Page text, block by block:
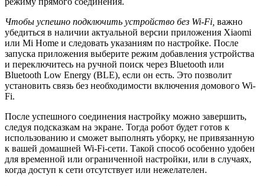
Чтобы успешно подключить устройство без Wi-Fi, важно
убедиться в наличии актуальной версии приложения Xiaomi
или Mi Home и следовать указаниям по настройке. После
запуска приложения выберите режим добавления устройства
и переключитесь на ручной поиск через Bluetooth или
Bluetooth Low Energy (BLE), если он есть. Это позволит
установить связь без необходимости включения домового Wi-
Fi.
После успешного соединения настройку можно завершить,
следуя подсказкам на экране. Тогда робот будет готов к
использованию и сможет выполнять уборку, не привязанную
к вашей домашней Wi-Fi-сети. Такой способ особенно удобен
для временной или ограниченной настройки, или в случаях,
когда доступ к сети отсутствует или нежелателен.